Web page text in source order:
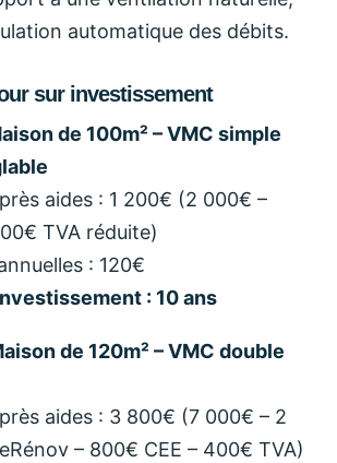
automatique des débits.
sur investissement
de 100m² – VMC simple
aides : 1 200€ (2 000€ –
TVA réduite)
: 120€
: 10 ans
de 120m² – VMC double
aides : 3 800€ (7 000€ – 2
– 800€ CEE – 400€ TVA)